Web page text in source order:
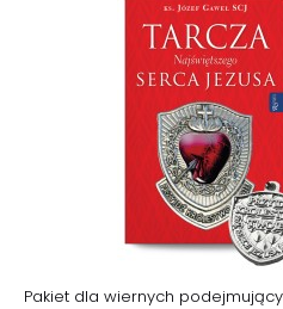
Pakiet dla wiernych